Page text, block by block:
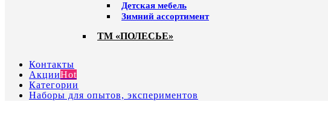
Детская мебель
Зимний ассортимент
ТМ «ПОЛЕСЬЕ»
Контакты
АкцииHot
Категории
Наборы для опытов, экспериментов